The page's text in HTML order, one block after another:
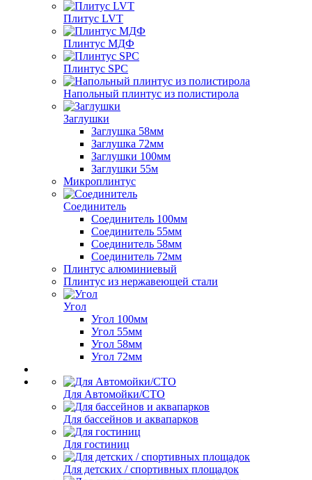
Плитус LVT
Плинтус МДФ
Плинтус SPC
Напольный плинтус из полистирола
Заглушки
Заглушка 58мм
Заглушка 72мм
Заглушки 100мм
Заглушки 55м
Микроплинтус
Соединитель
Соединитель 100мм
Соединитель 55мм
Соединитель 58мм
Соединитель 72мм
Плинтус алюминиевый
Плинтус из нержавеющей стали
Угол
Угол 100мм
Угол 55мм
Угол 58мм
Угол 72мм
Для Автомойки/СТО
Для бассейнов и аквапарков
Для гостиниц
Для детских / спортивных площадок